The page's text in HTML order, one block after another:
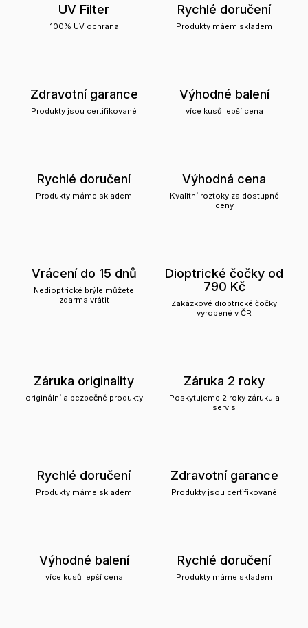
UV Filter
100% UV ochrana
Rychlé doručení
Produkty máem skladem
Zdravotní garance
Produkty jsou certifikované
Výhodné balení
více kusů lepší cena
Rychlé doručení
Produkty máme skladem
Výhodná cena
Kvalitní roztoky za dostupné
ceny
Vrácení do 15 dnů
Nedioptrické brýle můžete
zdarma vrátit
Dioptrické čočky od
790 Kč
Zakázkové dioptrické čočky
vyrobené v ČR
Záruka originality
originální a bezpečné produkty
Záruka 2 roky
Poskytujeme 2 roky záruku a
servis
Rychlé doručení
Produkty máme skladem
Zdravotní garance
Produkty jsou certifikované
Výhodné balení
více kusů lepší cena
Rychlé doručení
Produkty máme skladem